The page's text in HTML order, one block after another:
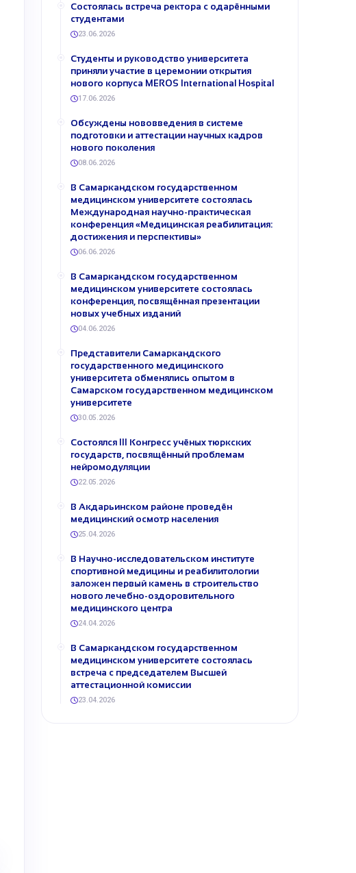
Состоялась встреча ректора с одарёнными
студентами
23.06.2026
Студенты и руководство университета
приняли участие в церемонии открытия
нового корпуса MEROS International Hospital
17.06.2026
Обсуждены нововведения в системе
подготовки и аттестации научных кадров
нового поколения
08.06.2026
В Самаркандском государственном
медицинском университете состоялась
Международная научно-практическая
конференция «Медицинская реабилитация:
достижения и перспективы»
06.06.2026
В Самаркандском государственном
медицинском университете состоялась
конференция, посвящённая презентации
новых учебных изданий
04.06.2026
Представители Самаркандского
государственного медицинского
университета обменялись опытом в
Самарском государственном медицинском
университете
30.05.2026
Состоялся III Конгресс учёных тюркских
государств, посвящённый проблемам
нейромодуляции
22.05.2026
В Акдарьинском районе проведён
медицинский осмотр населения
25.04.2026
В Научно-исследовательском институте
спортивной медицины и реабилитологии
заложен первый камень в строительство
нового лечебно-оздоровительного
медицинского центра
24.04.2026
В Самаркандском государственном
медицинском университете состоялась
встреча с председателем Высшей
аттестационной комиссии
23.04.2026